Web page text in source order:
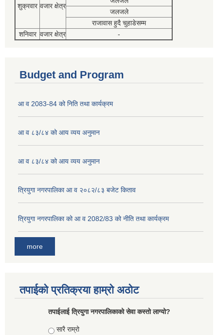
शुक्रवार वजार क्षेत्र
जलजले
राजावास हुदै चुहाडेसम्म
शनिवार वजार क्षेत्र -
Budget and Program
आ व 2083-84 को निति तथा कार्यक्रम
आ व ८३/८४ को आय व्यय अनुमान
आ व ८३/८४ को आय व्यय अनुमान
त्रियुगा नगरपालिका आ व २०८२/८३ बजेट किताव
त्रियुगा नगरपालिका को आ व 2082/83 को नीति तथा कार्यक्रम
more
तपाईको प्रतिक्रया हाम्रो अठोट
तपाईलाई त्रियुगा नगरपालिकाको सेवा कस्तो लाग्यो?
Choices
सारै राम्रो